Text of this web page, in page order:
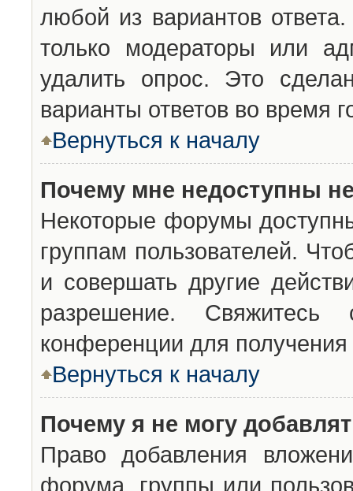
любой из вариантов
только модераторы или
удалить опрос. Это
варианты ответов во время
Вернуться к началу
Почему мне недоступны
Некоторые форумы
группам пользователей.
и совершать другие
разрешение. Свяжитесь
конференции для получения
Вернуться к началу
Почему я не могу
Право добавления
форума, группы или